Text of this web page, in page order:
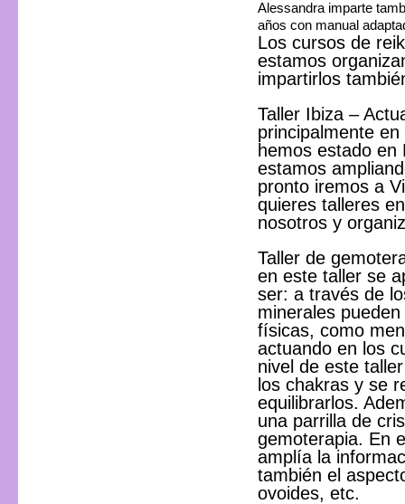
Alessandra imparte
años con manual
Los cursos de
estamos
impartirlos
Taller Ibiza –
principalmente
hemos estado en
estamos
pronto iremos a
quieres talleres
nosotros y
Taller de
en este taller se
ser: a través de
minerales
físicas, como
actuando en los
nivel de este
los chakras y se
equilibrarlos.
una parrilla de
gemoterapia. En
amplía la
también el
ovoides, etc.